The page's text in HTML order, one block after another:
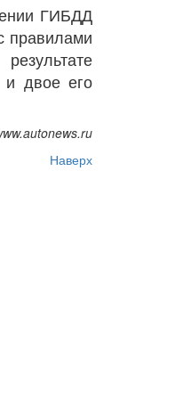
ГИБДД
правилами
и двое его
Наверх